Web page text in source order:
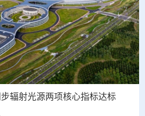
辐射光源两项核心指标达标